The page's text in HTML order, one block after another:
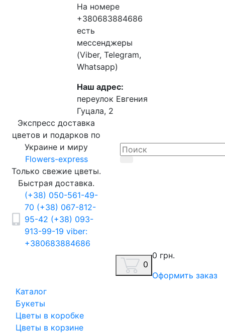
На номере
+380683884686
есть
мессенджеры
(Viber, Telegram,
Whatsapp)
Наш адрес:
переулок Евгения
Гуцала, 2
Экспресс доставка
цветов и подарков по
Украине и миру
Flowers-express
Только свежие цветы.
Быстрая доставка.
(+38) 050-561-49-
70 (+38) 067-812-
95-42 (+38) 093-
913-99-19 viber:
+380683884686
0
0 грн.
Оформить заказ
Каталог
Букеты
Цветы в коробке
Цветы в корзине